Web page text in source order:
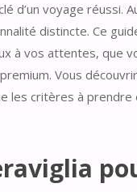
voyage réussi.
distincte. Ce
à vos attentes, que
Vous
les critères à